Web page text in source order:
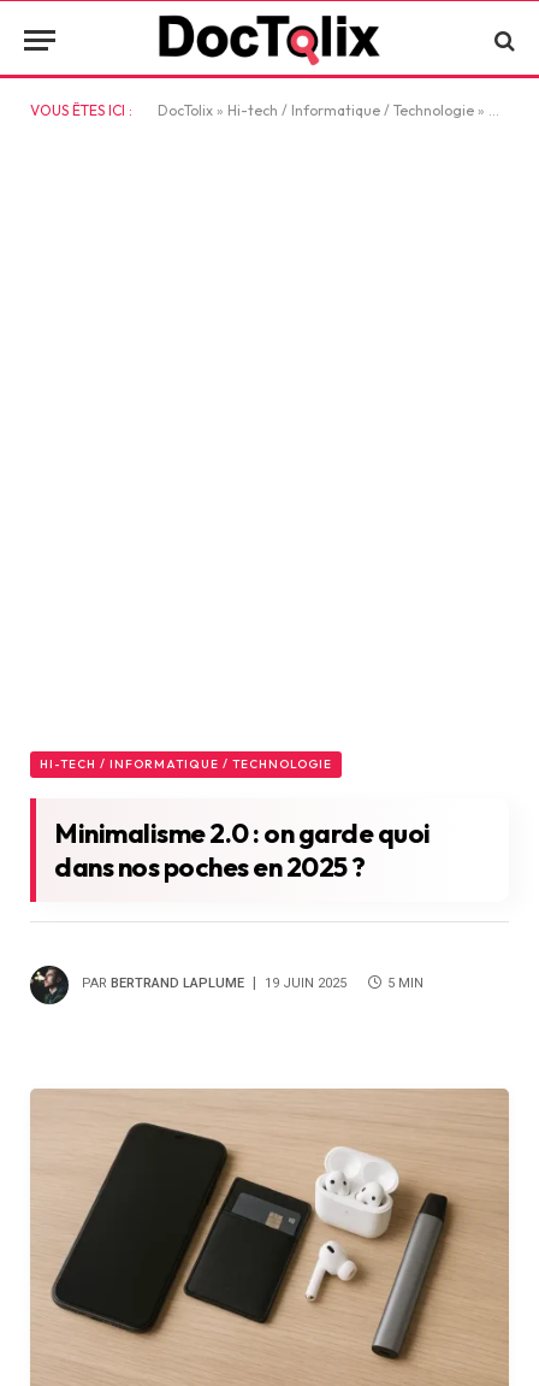
VOUS ÊTES ICI : DocTolix » Hi-tech / Informatique / Technologie »
HI-TECH / INFORMATIQUE / TECHNOLOGIE
Minimalisme 2.0 : on garde quoi
dans nos poches en 2025 ?
PAR BERTRAND LAPLUME 19 JUIN 2025 5 MIN